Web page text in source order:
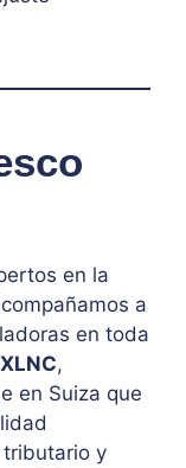
en la
a
en toda
XLNC,
en Suiza que
y